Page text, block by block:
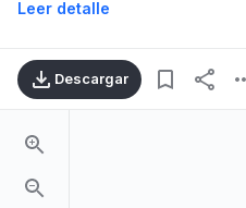
Leer detalle
Descargar